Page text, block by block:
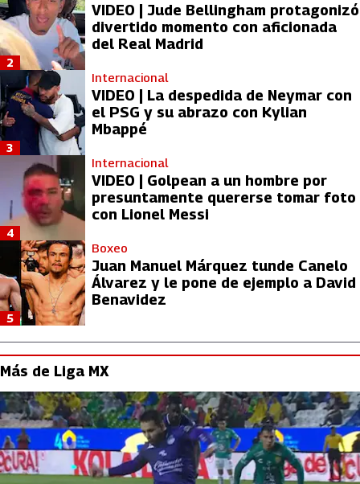
VIDEO | Jude Bellingham protagonizó
divertido momento con aficionada
del Real Madrid
2
Internacional
VIDEO | La despedida de Neymar con
el PSG y su abrazo con Kylian
Mbappé
3
Internacional
VIDEO | Golpean a un hombre por
presuntamente quererse tomar foto
con Lionel Messi
4
Boxeo
Juan Manuel Márquez tunde Canelo
Álvarez y le pone de ejemplo a David
Benavidez
5
Más de Liga MX